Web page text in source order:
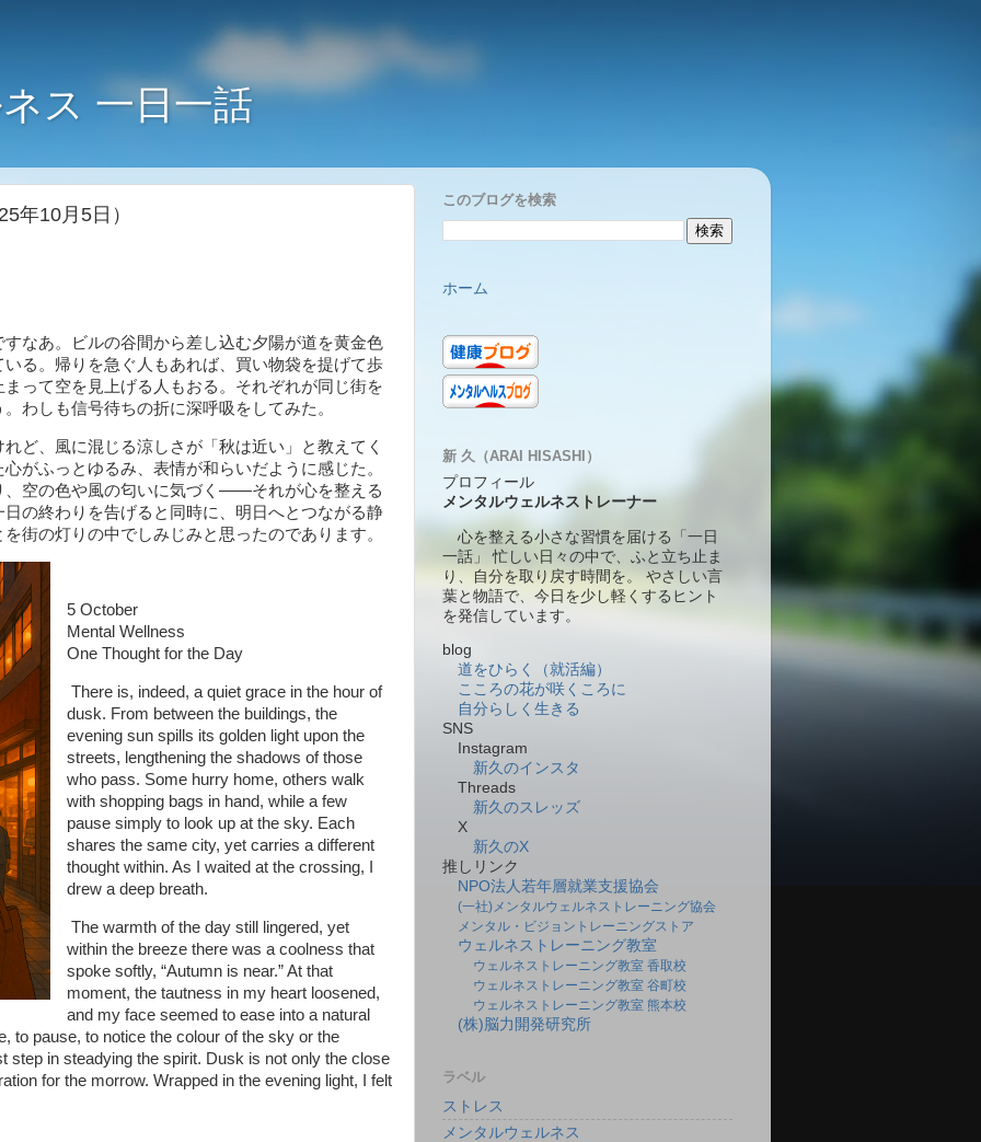
ス 一日一話
年10月5日）
なあ。ビルの谷間から差し込む夕陽が道を黄金色
る。帰りを急ぐ人もあれば、買い物袋を提げて歩
って空を見上げる人もおる。それぞれが同じ街を
わしも信号待ちの折に深呼吸をしてみた。
ど、風に混じる涼しさが「秋は近い」と教えてく
がふっとゆるみ、表情が和らいだように感じた。
、空の色や風の匂いに気づく――それが心を整える
の終わりを告げると同時に、明日へとつながる静
街の灯りの中でしみじみと思ったのであります。
5 October
Mental Wellness
One Thought for the Day
There is, indeed, a quiet grace in the hour of
dusk. From between the buildings, the
evening sun spills its golden light upon the
streets, lengthening the shadows of those
who pass. Some hurry home, others walk
with shopping bags in hand, while a few
pause simply to look up at the sky. Each
shares the same city, yet carries a different
thought within. As I waited at the crossing, I
drew a deep breath.
The warmth of the day still lingered, yet
within the breeze there was a coolness that
spoke softly, “Autumn is near.” At that
moment, the tautness in my heart loosened,
and my face seemed to ease into a natural
to pause, to notice the colour of the sky or the
in steadying the spirit. Dusk is not only the close
for the morrow. Wrapped in the evening light, I felt
このブログを検索
ホーム
新 久（ARAI HISASHI）
プロフィール
メンタルウェルネストレーナー
心を整える小さな習慣を届ける「一日
一話」 忙しい日々の中で、ふと立ち止ま
り、自分を取り戻す時間を。 やさしい言
葉と物語で、今日を少し軽くするヒント
を発信しています。
blog
道をひらく（就活編）
こころの花が咲くころに
自分らしく生きる
SNS
Instagram
新久のインスタ
Threads
新久のスレッズ
X
新久のX
推しリンク
NPO法人若年層就業支援協会
(一社)メンタルウェルネストレーニング協会
メンタル・ビジョントレーニングストア
ウェルネストレーニング教室
ウェルネストレーニング教室 香取校
ウェルネストレーニング教室 谷町校
ウェルネストレーニング教室 熊本校
(株)脳力開発研究所
ラベル
ストレス
メンタルウェルネス